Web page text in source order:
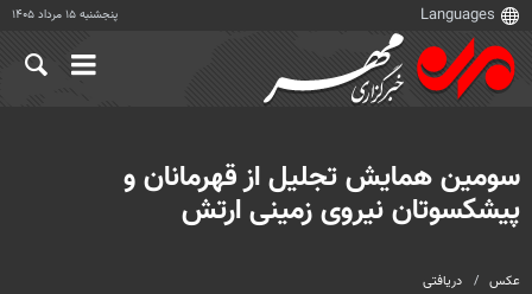
پنجشنبه ۱۵ مرداد ۱۴۰۵
عکس دریافتی
سومین همایش تجلیل از قهرمانان و
پیشکسوتان نیروی زمینی ارتش